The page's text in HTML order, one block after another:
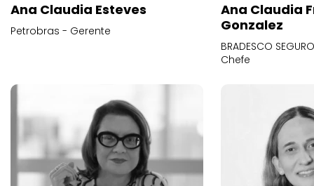
Ana Claudia Esteves
Petrobras - Gerente
Ana Claudia
Gonzalez
BRADESCO
Chefe